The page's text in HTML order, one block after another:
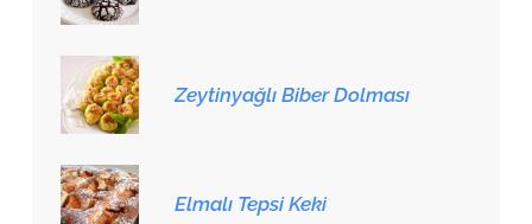
Zeytinyağlı Biber Dolması
Elmalı Tepsi Keki